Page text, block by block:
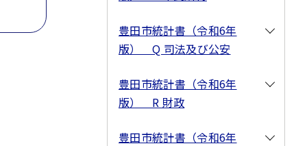
豊田市統計書（令和6年
版） Q 司法及び公安
豊田市統計書（令和6年
版） R 財政
豊田市統計書（令和6年